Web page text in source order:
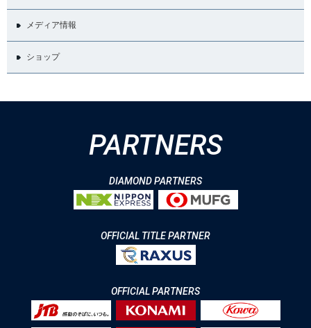
メディア情報
ショップ
PARTNERS
DIAMOND PARTNERS
OFFICIAL TITLE PARTNER
OFFICIAL PARTNERS